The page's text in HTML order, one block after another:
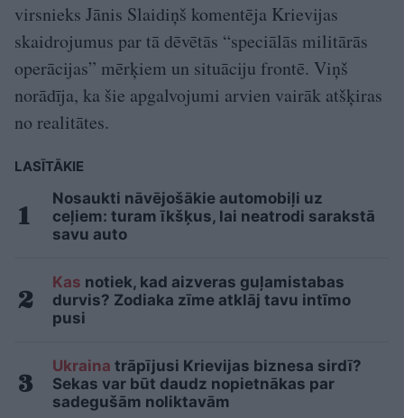
virsnieks Jānis Slaidiņš komentēja Krievijas
skaidrojumus par tā dēvētās “speciālās militārās
operācijas” mērķiem un situāciju frontē. Viņš
norādīja, ka šie apgalvojumi arvien vairāk atšķiras
no realitātes.
LASĪTĀKIE
Nosaukti nāvējošākie automobiļi uz
ceļiem: turam īkšķus, lai neatrodi sarakstā
savu auto
Kas notiek, kad aizveras guļamistabas
durvis? Zodiaka zīme atklāj tavu intīmo
pusi
Ukraina trāpījusi Krievijas biznesa sirdī?
Sekas var būt daudz nopietnākas par
sadegušām noliktavām